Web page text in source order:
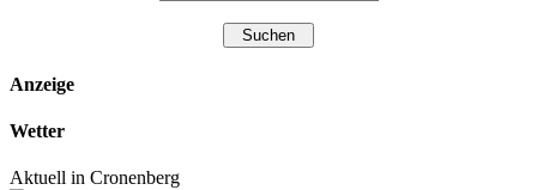
Anzeige
Wetter
Aktuell in Cronenberg